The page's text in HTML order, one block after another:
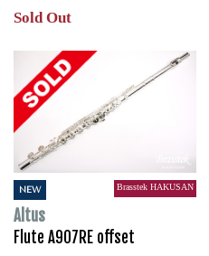
Sold Out
NEW Brasstek HAKUSAN
Altus
Flute A907RE offset